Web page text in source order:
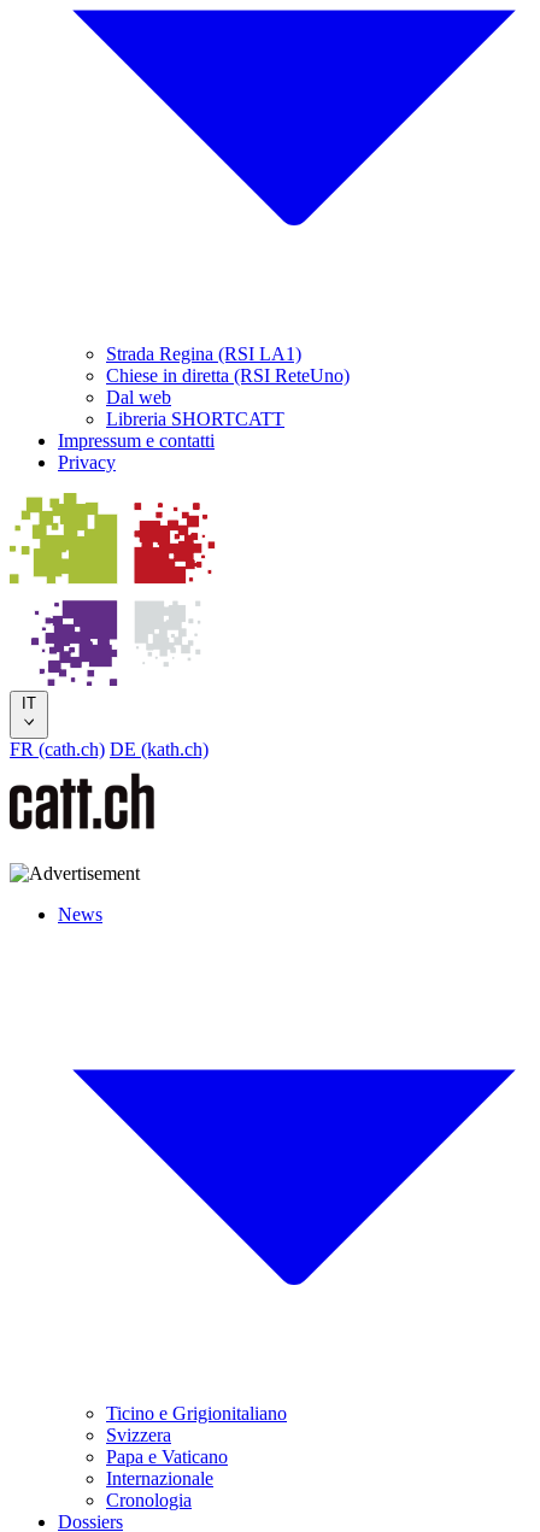
Strada Regina (RSI LA1)
Chiese in diretta (RSI ReteUno)
Dal web
Libreria SHORTCATT
Impressum e contatti
Privacy
IT
FR (cath.ch) DE (kath.ch)
News
Ticino e Grigionitaliano
Svizzera
Papa e Vaticano
Internazionale
Cronologia
Dossiers